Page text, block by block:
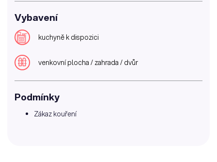
Vybavení
kuchyně k dispozici
venkovní plocha / zahrada / dvůr
Podmínky
Zákaz kouření